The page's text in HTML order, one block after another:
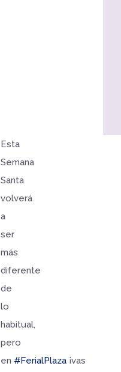
Esta
Semana
Santa
volverá
a
ser
más
diferente
de
lo
habitual,
pero
en #FerialPlaza ¡vas